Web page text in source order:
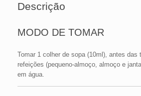
Descrição
MODO DE TOMAR
Tomar 1 colher de sopa (10ml), antes das
refeições (pequeno-almoço, almoço e
em água.